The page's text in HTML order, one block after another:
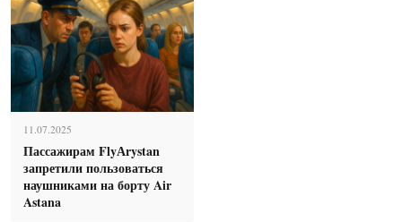
11.07.2025
Пассажирам FlyАrystan
запретили пользоваться
наушниками на борту Air
Astana